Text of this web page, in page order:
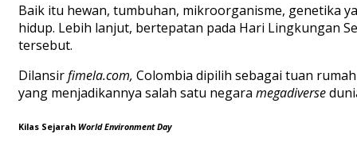
Baik itu hewan, tumbuhan, mikroorganisme, genetika
hidup. Lebih lanjut, bertepatan pada Hari Lingkungan
tersebut.
Dilansirfimela.com, Colombia dipilih sebagai tuan
yang menjadikannya salah satu negara megadiverse
Kilas Sejarah World Environment Day